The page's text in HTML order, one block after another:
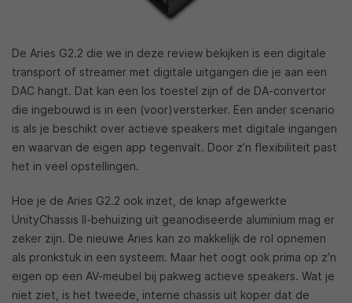
De Aries G2.2 die we in deze review bekijken is een digitale
transport of streamer met digitale uitgangen die je aan een
DAC hangt. Dat kan een los toestel zijn of de DA-convertor
die ingebouwd is in een (voor)versterker. Een ander scenario
is als je beschikt over actieve speakers met digitale ingangen
en waarvan de eigen app tegenvalt. Door z’n flexibiliteit past
het in veel opstellingen.
Hoe je de Aries G2.2 ook inzet, de knap afgewerkte
UnityChassis II-behuizing uit geanodiseerde aluminium mag er
zeker zijn. De nieuwe Aries kan zo makkelijk de rol opnemen
als pronkstuk in een systeem. Maar het oogt ook prima op z’n
eigen op een AV-meubel bij pakweg actieve speakers. Wat je
niet ziet, is het tweede, interne chassis uit koper dat de